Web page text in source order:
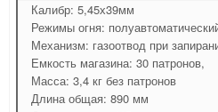
Калибр: 5,45х39мм
Режимы огня:
Механизм: газоотвод при
Емкость магазина: 30 патронов,
Масса: 3,4 кг без патронов
Длина общая: 890 мм